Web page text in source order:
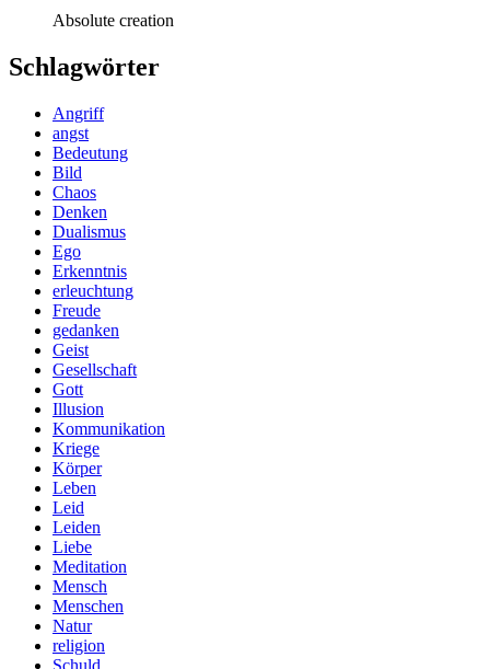
Absolute creation
Schlagwörter
Angriff
angst
Bedeutung
Bild
Chaos
Denken
Dualismus
Ego
Erkenntnis
erleuchtung
Freude
gedanken
Geist
Gesellschaft
Gott
Illusion
Kommunikation
Kriege
Körper
Leben
Leid
Leiden
Liebe
Meditation
Mensch
Menschen
Natur
religion
Schuld